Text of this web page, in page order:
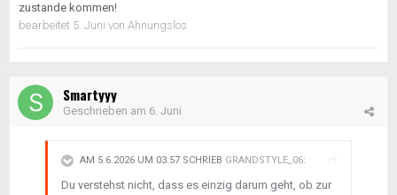
zustande kommen!
bearbeitet 5. Juni von Ahnungslos
Smartyyy
Geschrieben am 6. Juni
AM 5.6.2026 UM 03:57 SCHRIEB GRANDSTYLE_06:
Du verstehst nicht, dass es einzig darum geht, ob zur